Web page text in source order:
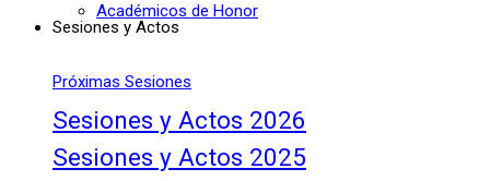
Académicos de Honor
Sesiones y Actos
Próximas Sesiones
Sesiones y Actos 2026
Sesiones y Actos 2025